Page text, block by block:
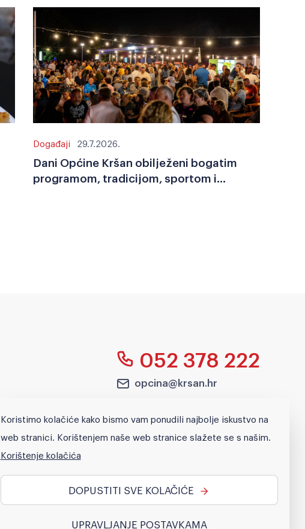
Događaji 29.7.2026.
Dani Općine Kršan obilježeni bogatim
programom, tradicijom, sportom i
052 378 222
opcina@krsan.hr
52232 Kršan
Koristimo kolačiće kako bismo vam ponudili najbolje iskustvo na
web stranici. Korištenjem naše web stranice slažete se s našim.
Korištenje kolačića
DOPUSTITI SVE KOLAČIĆE
UPRAVLJANJE POSTAVKAMA